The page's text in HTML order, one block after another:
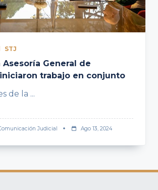
STJ
Asesoría General de
trabajo en conjunto
de la ...
Judicial Ago 13, 2024